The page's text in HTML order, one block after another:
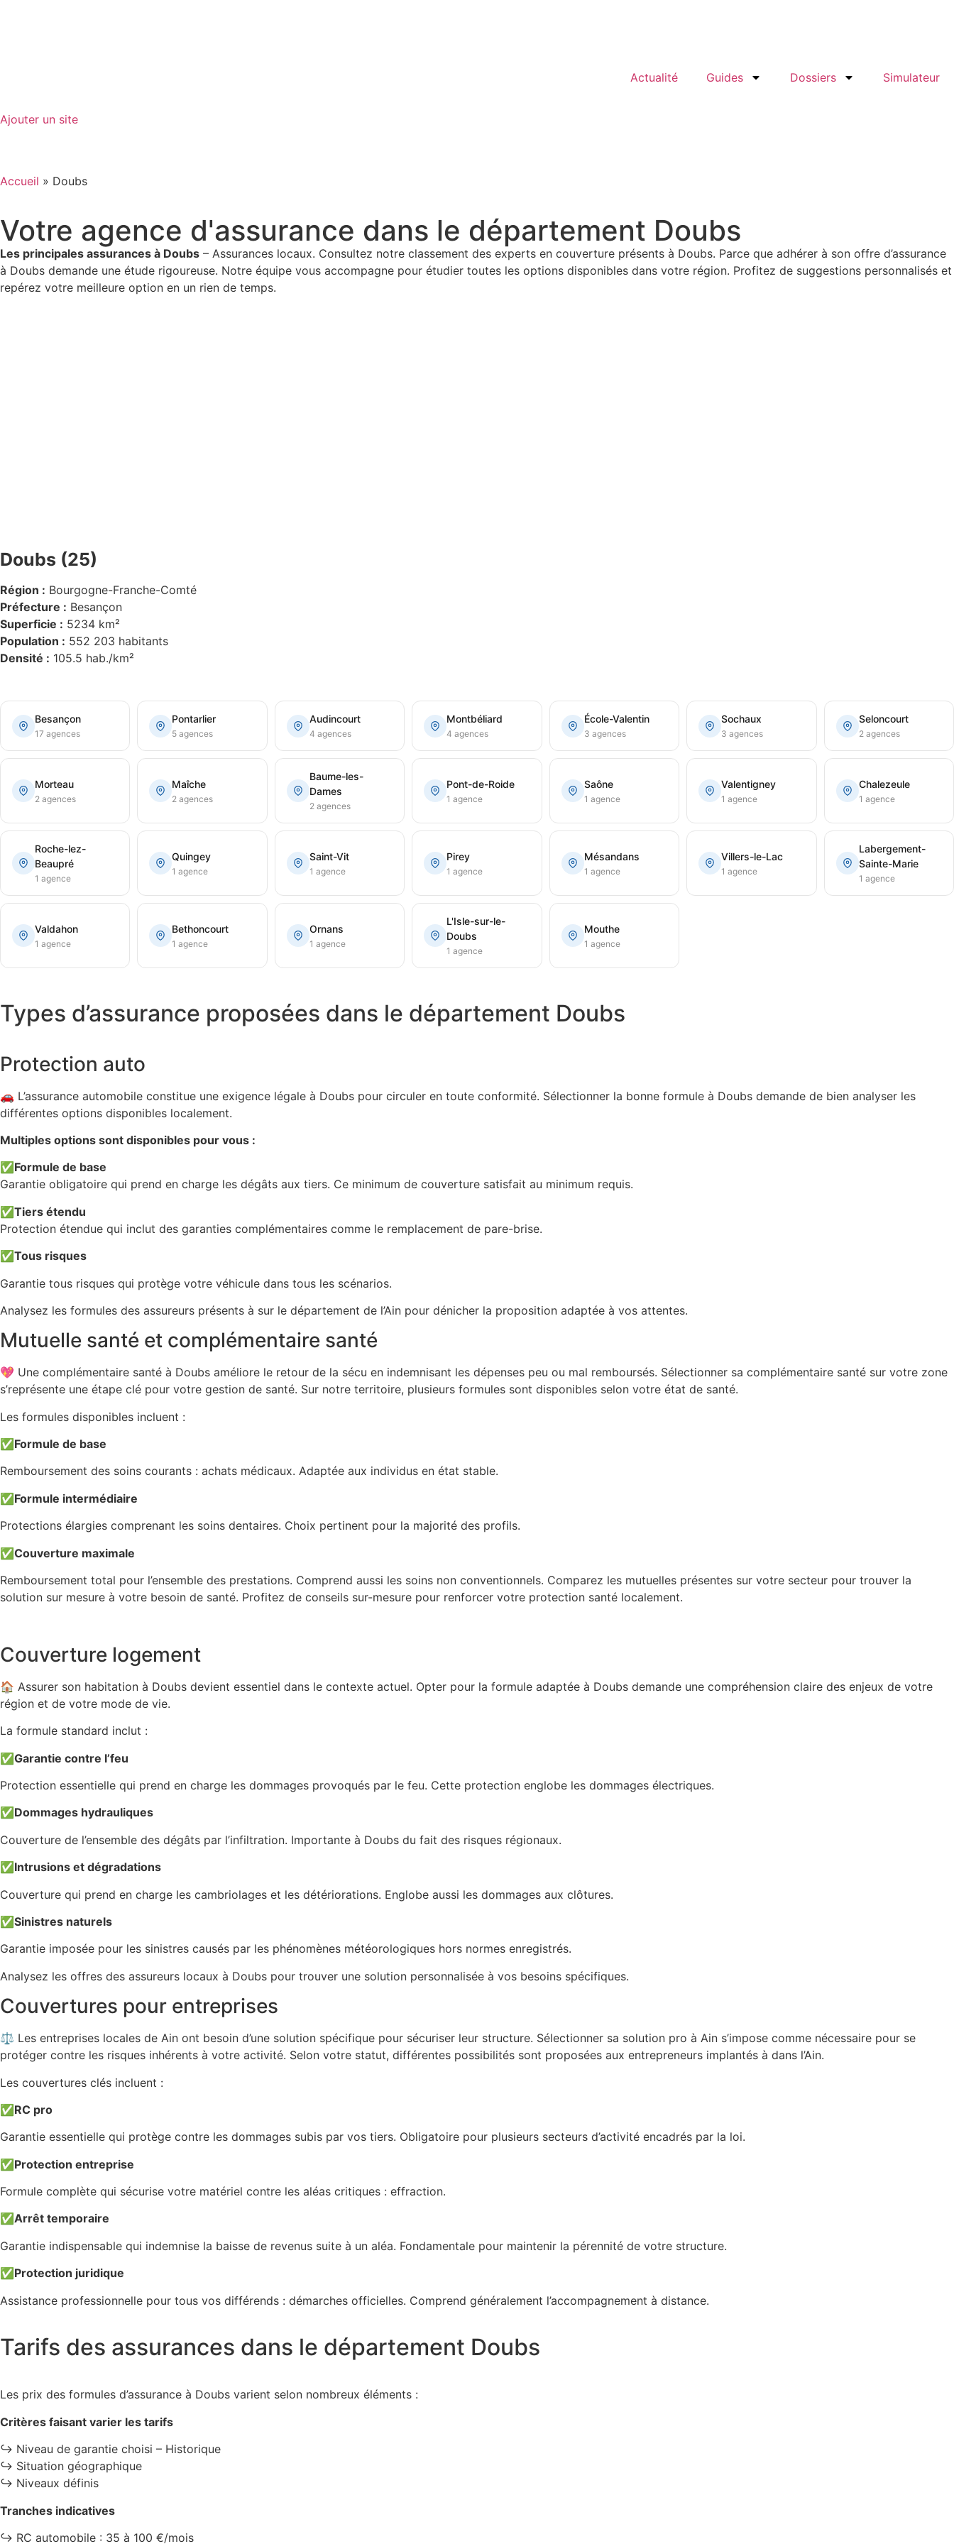
Actualité Guides Dossiers Simulateur
Ajouter un site
Accueil » Doubs
Votre agence d'assurance dans le département Doubs
Les principales assurances à Doubs – Assurances locaux. Consultez notre classement des experts en couverture présents à Doubs. Parce que adhérer à son offre d’assurance
à Doubs demande une étude rigoureuse. Notre équipe vous accompagne pour étudier toutes les options disponibles dans votre région. Profitez de suggestions personnalisés et
repérez votre meilleure option en un rien de temps.
Doubs (25)
Région : Bourgogne-Franche-Comté
Préfecture : Besançon
Superficie : 5234 km²
Population : 552 203 habitants
Densité : 105.5 hab./km²
Besançon
17 agences
Pontarlier
5 agences
Audincourt
4 agences
Montbéliard
4 agences
École-Valentin
3 agences
Sochaux
3 agences
Seloncourt
2 agences
Morteau
2 agences
Maîche
2 agences
Baume-les-
Dames
2 agences
Pont-de-Roide
1 agence
Saône
1 agence
Valentigney
1 agence
Chalezeule
1 agence
Roche-lez-
Beaupré
1 agence
Quingey
1 agence
Saint-Vit
1 agence
Pirey
1 agence
Mésandans
1 agence
Villers-le-Lac
1 agence
Labergement-
Sainte-Marie
1 agence
Valdahon
1 agence
Bethoncourt
1 agence
Ornans
1 agence
L'Isle-sur-le-
Doubs
1 agence
Mouthe
1 agence
Types d’assurance proposées dans le département Doubs
Protection auto
🚗 L’assurance automobile constitue une exigence légale à Doubs pour circuler en toute conformité. Sélectionner la bonne formule à Doubs demande de bien analyser les
différentes options disponibles localement.
Multiples options sont disponibles pour vous :
✅ Formule de base
Garantie obligatoire qui prend en charge les dégâts aux tiers. Ce minimum de couverture satisfait au minimum requis.
✅Tiers étendu
Protection étendue qui inclut des garanties complémentaires comme le remplacement de pare-brise.
✅Tous risques
Garantie tous risques qui protège votre véhicule dans tous les scénarios.
Analysez les formules des assureurs présents à sur le département de l’Ain pour dénicher la proposition adaptée à vos attentes.
Mutuelle santé et complémentaire santé
💖 Une complémentaire santé à Doubs améliore le retour de la sécu en indemnisant les dépenses peu ou mal remboursés. Sélectionner sa complémentaire santé sur votre zone
s’représente une étape clé pour votre gestion de santé. Sur notre territoire, plusieurs formules sont disponibles selon votre état de santé.
Les formules disponibles incluent :
✅ Formule de base
Remboursement des soins courants : achats médicaux. Adaptée aux individus en état stable.
✅Formule intermédiaire
Protections élargies comprenant les soins dentaires. Choix pertinent pour la majorité des profils.
✅Couverture maximale
Remboursement total pour l’ensemble des prestations. Comprend aussi les soins non conventionnels. Comparez les mutuelles présentes sur votre secteur pour trouver la
solution sur mesure à votre besoin de santé. Profitez de conseils sur-mesure pour renforcer votre protection santé localement.
Couverture logement
🏠 Assurer son habitation à Doubs devient essentiel dans le contexte actuel. Opter pour la formule adaptée à Doubs demande une compréhension claire des enjeux de votre
région et de votre mode de vie.
La formule standard inclut :
✅Garantie contre l’feu
Protection essentielle qui prend en charge les dommages provoqués par le feu. Cette protection englobe les dommages électriques.
✅ Dommages hydrauliques
Couverture de l’ensemble des dégâts par l’infiltration. Importante à Doubs du fait des risques régionaux.
✅ Intrusions et dégradations
Couverture qui prend en charge les cambriolages et les détériorations. Englobe aussi les dommages aux clôtures.
✅Sinistres naturels
Garantie imposée pour les sinistres causés par les phénomènes météorologiques hors normes enregistrés.
Analysez les offres des assureurs locaux à Doubs pour trouver une solution personnalisée à vos besoins spécifiques.
Couvertures pour entreprises
⚖️ Les entreprises locales de Ain ont besoin d’une solution spécifique pour sécuriser leur structure. Sélectionner sa solution pro à Ain s’impose comme nécessaire pour se
protéger contre les risques inhérents à votre activité. Selon votre statut, différentes possibilités sont proposées aux entrepreneurs implantés à dans l’Ain.
Les couvertures clés incluent :
✅RC pro
Garantie essentielle qui protège contre les dommages subis par vos tiers. Obligatoire pour plusieurs secteurs d’activité encadrés par la loi.
✅Protection entreprise
Formule complète qui sécurise votre matériel contre les aléas critiques : effraction.
✅Arrêt temporaire
Garantie indispensable qui indemnise la baisse de revenus suite à un aléa. Fondamentale pour maintenir la pérennité de votre structure.
✅ Protection juridique
Assistance professionnelle pour tous vos différends : démarches officielles. Comprend généralement l’accompagnement à distance.
Tarifs des assurances dans le département Doubs
Les prix des formules d’assurance à Doubs varient selon nombreux éléments :
Critères faisant varier les tarifs
↪️ Niveau de garantie choisi – Historique
↪️ Situation géographique
↪️ Niveaux définis
Tranches indicatives
↪️ RC automobile : 35 à 100 €/mois